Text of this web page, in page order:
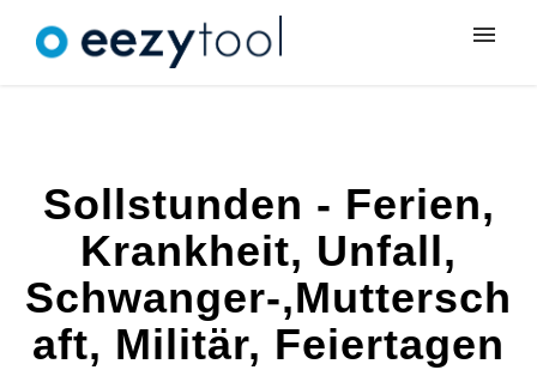
Anmeldung
Sollstunden - Ferien,
Krankheit, Unfall,
Schwanger-,Muttersch
aft, Militär, Feiertagen